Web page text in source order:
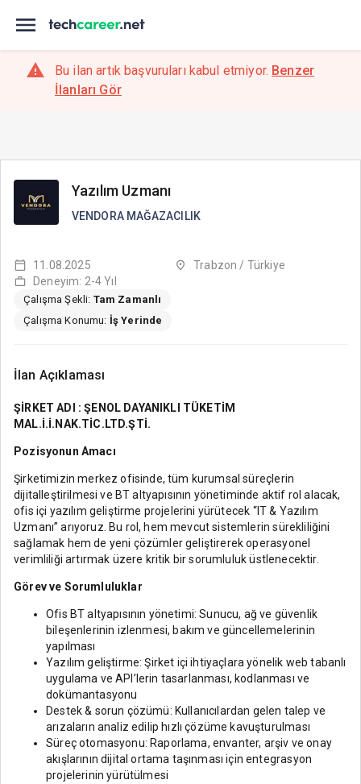
Bu ilan artık başvuruları kabul etmiyor. Benzer
İlanları Gör
Yazılım Uzmanı
VENDORA MAĞAZACILIK
11.08.2025
Trabzon / Türkiye
Deneyim: 2-4 Yıl
Çalışma Şekli: Tam Zamanlı
Çalışma Konumu: İş Yerinde
İlan Açıklaması
ŞİRKET ADI : ŞENOL DAYANIKLI TÜKETİM
MAL.İ.İ.NAK.TİC.LTD.ŞTİ.
Pozisyonun Amacı
Şirketimizin merkez ofisinde, tüm kurumsal süreçlerin
dijitalleştirilmesi ve BT altyapısının yönetiminde aktif rol alacak,
ofis içi yazılım geliştirme projelerini yürütecek “IT & Yazılım
Uzmanı” arıyoruz. Bu rol, hem mevcut sistemlerin sürekliliğini
sağlamak hem de yeni çözümler geliştirerek operasyonel
verimliliği artırmak üzere kritik bir sorumluluk üstlenecektir.
Görev ve Sorumluluklar
Ofis BT altyapısının yönetimi: Sunucu, ağ ve güvenlik
bileşenlerinin izlenmesi, bakım ve güncellemelerinin
yapılması
Yazılım geliştirme: Şirket içi ihtiyaçlara yönelik web tabanlı
uygulama ve API’lerin tasarlanması, kodlanması ve
dokümantasyonu
Destek & sorun çözümü: Kullanıcılardan gelen talep ve
arızaların analiz edilip hızlı çözüme kavuşturulması
Süreç otomasyonu: Raporlama, envanter, arşiv ve onay
akışlarının dijital ortama taşınması için entegrasyon
projelerinin yürütülmesi